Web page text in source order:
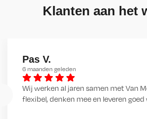
Klanten aan het
Pas V.
6 maanden geleden
Wij werken al jaren samen met Van
flexibel, denken mee en leveren goed